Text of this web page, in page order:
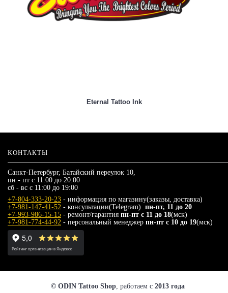
Eternal Tattoo Ink
КОНТАКТЫ
Санкт-Петербург, Батайский переулок 10,
пн - пт с 11:00 до 20:00
сб - вс с 11:00 до 19:00
+7-804-333-20-23 - информация по магазину(заказы, доставка)
+7-981-147-41-52 - консультации(Telegram) пн-пт, 11 до 20
+7-993-986-15-15 - ремонт/гарантия пн-пт с 11 до 18(мск)
+7-981-774-44-92 - персональный менеджер пн-пт с 10 до 19(мск)
© ODIN Tattoo Shop, работаем с 2013 года